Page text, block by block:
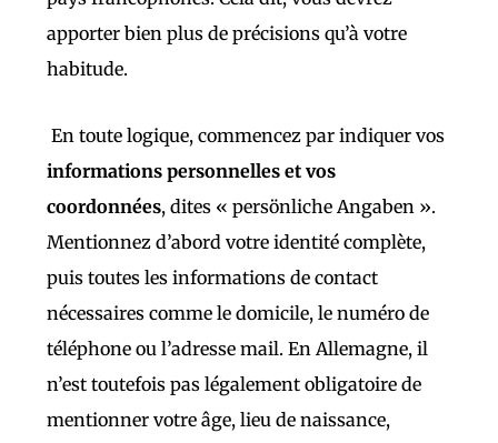
apporter bien plus de précisions qu’à votre
habitude.
En toute logique, commencez par indiquer vos
informations personnelles et vos
coordonnées, dites « persönliche Angaben ».
Mentionnez d’abord votre identité complète,
puis toutes les informations de contact
nécessaires comme le domicile, le numéro de
téléphone ou l’adresse mail. En Allemagne, il
n’est toutefois pas légalement obligatoire de
mentionner votre âge, lieu de naissance,